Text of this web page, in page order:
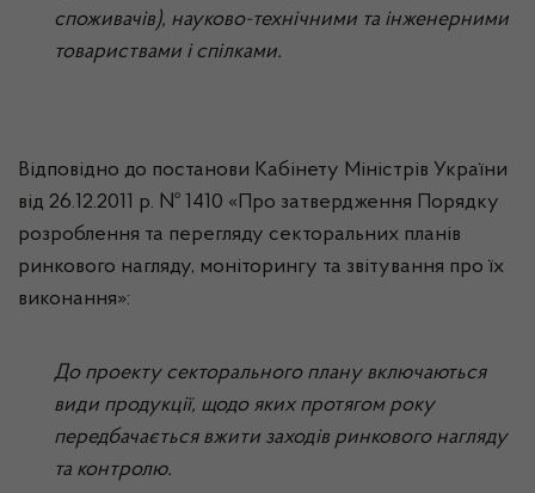
споживачів), науково-технічними та інженерними
товариствами і спілками.
Відповідно до постанови Кабінету Міністрів України
від 26.12.2011 р. № 1410 «Про затвердження Порядку
розроблення та перегляду секторальних планів
ринкового нагляду, моніторингу та звітування про їх
виконання»:
До проекту секторального плану включаються
види продукції, щодо яких протягом року
передбачається вжити заходів ринкового нагляду
та контролю.